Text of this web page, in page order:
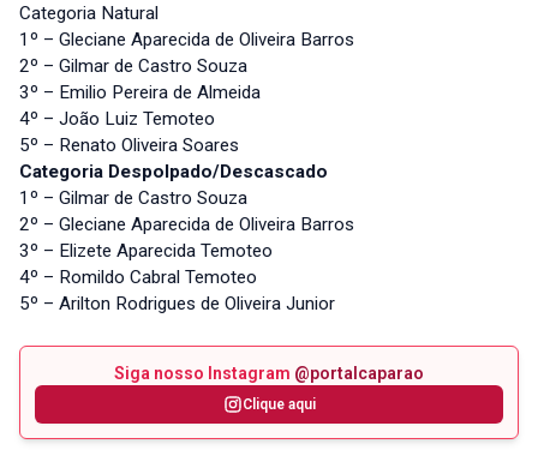
Categoria Natural
1º – Gleciane Aparecida de Oliveira Barros
2º – Gilmar de Castro Souza
3º – Emilio Pereira de Almeida
4º – João Luiz Temoteo
5º – Renato Oliveira Soares
Categoria Despolpado/Descascado
1º – Gilmar de Castro Souza
2º – Gleciane Aparecida de Oliveira Barros
3º – Elizete Aparecida Temoteo
4º – Romildo Cabral Temoteo
5º – Arilton Rodrigues de Oliveira Junior
Siga nosso Instagram @portalcaparao
Clique aqui